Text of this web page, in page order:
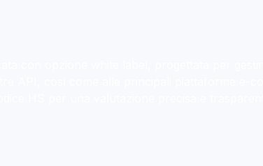
evolve
con opzione white label, progettata per
API, così come alle principali piattaforme e-
HS per una valutazione precisa e